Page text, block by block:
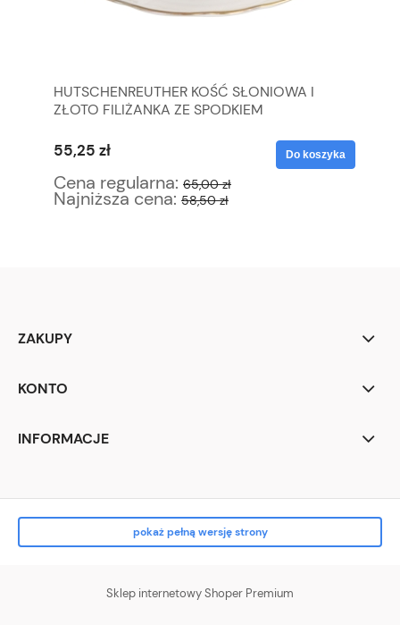
HUTSCHENREUTHER KOŚĆ SŁONIOWA I
ZŁOTO FILIŻANKA ZE SPODKIEM
55,25 zł
Cena regularna: 65,00 zł
Najniższa cena: 58,50 zł
Do koszyka
ZAKUPY
KONTO
INFORMACJE
pokaż pełną wersję strony
Sklep internetowy Shoper Premium